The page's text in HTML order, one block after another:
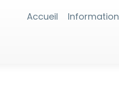
Accueil Information